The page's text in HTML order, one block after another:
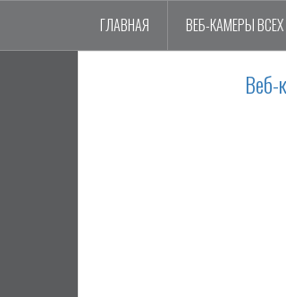
ГЛАВНАЯ ВЕБ-КАМЕРЫ
Веб-